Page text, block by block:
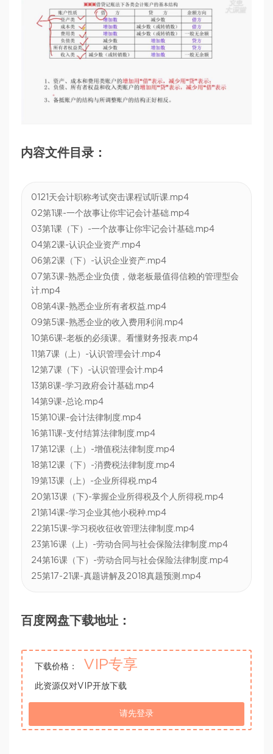
内容文件目录：
0121天会计职称考试突击课程试听课.mp4
02第1课-一个故事让你牢记会计基础.mp4
03第1课（下）-一个故事让你牢记会计基础.mp4
04第2课-认识企业资产.mp4
06第2课（下）-认识企业资产.mp4
07第3课-熟悉企业负债，做老板最值得信赖的管理型会
计.mp4
08第4课-熟悉企业所有者权益.mp4
09第5课-熟悉企业的收入费用利润.mp4
10第6课-老板的必须课。看懂财务报表.mp4
11第7课（上）-认识管理会计.mp4
12第7课（下）-认识管理会计.mp4
13第8课-学习政府会计基础.mp4
14第9课-总论.mp4
15第10课-会计法律制度.mp4
16第11课-支付结算法律制度.mp4
17第12课（上）-增值税法律制度.mp4
18第12课（下）-消费税法律制度.mp4
19第13课（上）-企业所得税.mp4
20第13课（下)-掌握企业所得税及个人所得税.mp4
21第14课-学习企业其他小税种.mp4
22第15课-学习税收征收管理法律制度.mp4
23第16课（上）-劳动合同与社会保险法律制度.mp4
24第16课（下）-劳动合同与社会保险法律制度.mp4
25第17-21课-真题讲解及2018真题预测.mp4
百度网盘下载地址：
下载价格： VIP专享
此资源仅对VIP开放下载
请先登录